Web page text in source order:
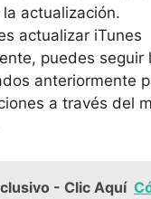
actualización.
actualizar iTunes
puedes seguir
anteriormente
a través del
- Clic Aquí